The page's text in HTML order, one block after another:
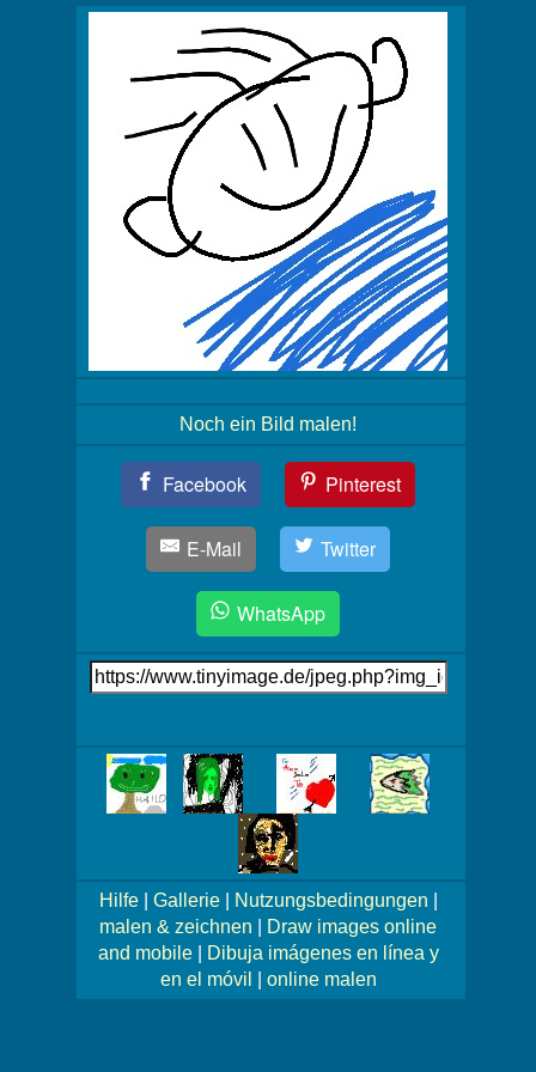
Noch ein Bild malen!
Facebook Pinterest
E-Mail Twitter
WhatsApp
Link
auf's
Mehr
Bilder!
Hilfe| Gallerie| Nutzungsbedingungen
malen & zeichnen
Draw images online
and mobile|
Dibuja imágenes en línea y
en el móvil
online malen